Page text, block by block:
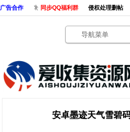
广告合作 同步QQ福利群 侵权处理删帖
导航菜单
安卓墨迹天气雪碧